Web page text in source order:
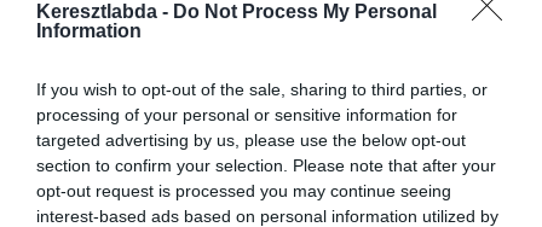
Keresztlabda - Do Not Process My Personal
Information
If you wish to opt-out of the sale, sharing to third parties, or
processing of your personal or sensitive information for
targeted advertising by us, please use the below opt-out
section to confirm your selection. Please note that after your
opt-out request is processed you may continue seeing
interest-based ads based on personal information utilized by
0%